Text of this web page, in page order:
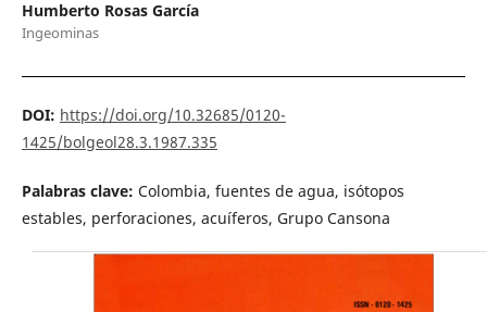
Humberto Rosas García
Ingeominas
DOI: https://doi.org/10.32685/0120-
1425/bolgeol28.3.1987.335
Palabras clave: Colombia, fuentes de agua, isótopos
estables, perforaciones, acuíferos, Grupo Cansona